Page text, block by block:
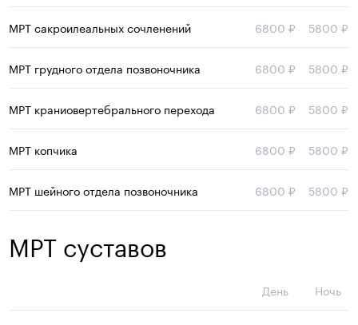
МРТ сакроилеальных сочленений 6800 ₽ 5800 ₽
МРТ грудного отдела позвоночника 6800 ₽ 5800 ₽
МРТ краниовертебрального перехода 6800 ₽ 5800 ₽
МРТ копчика 6800 ₽ 5800 ₽
МРТ шейного отдела позвоночника 6800 ₽ 5800 ₽
МРТ суставов
День Ночь